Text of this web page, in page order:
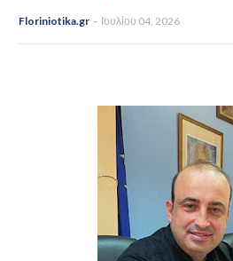
Floriniotika.gr Ιουλίου 04, 2026